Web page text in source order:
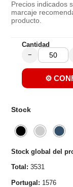
Precios indicados
marcaje
producto.
Cantidad
−
⚙️
Stock
Stock global del
Total: 3531
Portugal: 1576